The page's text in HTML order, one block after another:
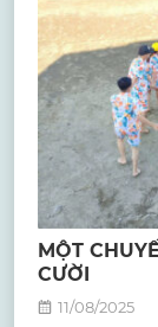
MỘT
CƯỜI
11/08/2025